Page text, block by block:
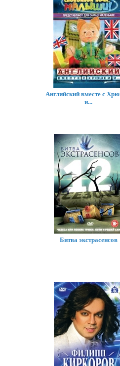
Английский вместе с
и...
Битва экстрасенсов